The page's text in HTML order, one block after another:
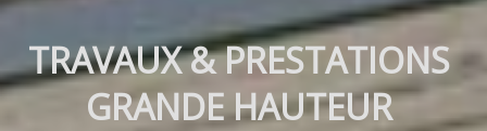
TRAVAUX & PRESTATIONS
GRANDE HAUTEUR